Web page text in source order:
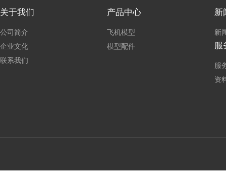
关于我们
公司简介
企业文化
联系我们
产品中心
飞机模型
模型配件
新
新
服
服
资